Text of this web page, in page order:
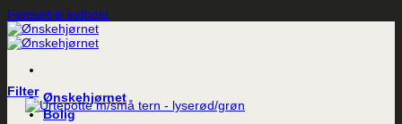
Fortsæt til indhold
Ønskehjørnet
Bolig
Filter